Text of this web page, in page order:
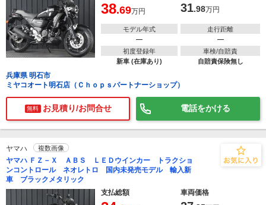
38.69万円 31.98万円
モデル年式
―
走行距離
―
初度登録年
新車 (在庫あり)
車検/自賠責
自賠責保険無し
兵庫県 明石市
ミヤコオート明石店（Ｃｈｏｐｓパートナーショップ）
無料 お見積り/お問合せ 電話をかける
ヤマハ 複数画像
ヤマハ ＦＺ－Ｘ ＡＢＳ ＬＥＤウインカー トラクショ
ンコントロール ネオレトロ 国内未発売モデル 輸入新
車 ブラックメタリック
支払総額
車両価格